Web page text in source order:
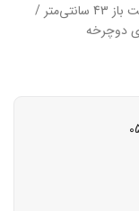
دوچرخه